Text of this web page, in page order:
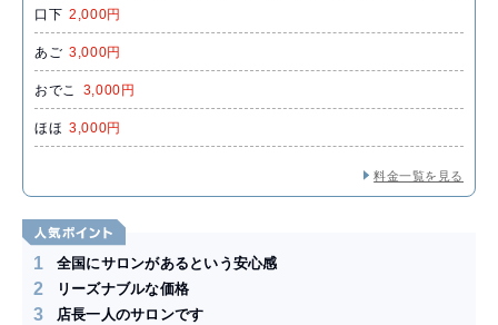
口下 2,000円
あご 3,000円
おでこ 3,000円
ほほ 3,000円
料金一覧を見る
1 全国にサロンがあるという安心感
2 リーズナブルな価格
3 店長一人のサロンです